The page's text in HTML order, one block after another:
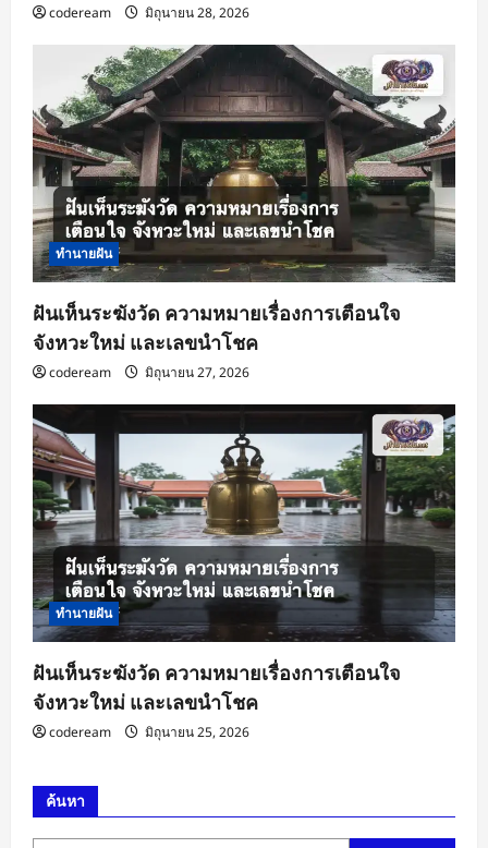
codeream มิถุนายน 28, 2026
ทำนายฝัน
ฝันเห็นระฆังวัด ความหมายเรื่องการเตือนใจ
จังหวะใหม่ และเลขนำโชค
codeream มิถุนายน 27, 2026
ทำนายฝัน
ฝันเห็นระฆังวัด ความหมายเรื่องการเตือนใจ
จังหวะใหม่ และเลขนำโชค
codeream มิถุนายน 25, 2026
ค้นหา